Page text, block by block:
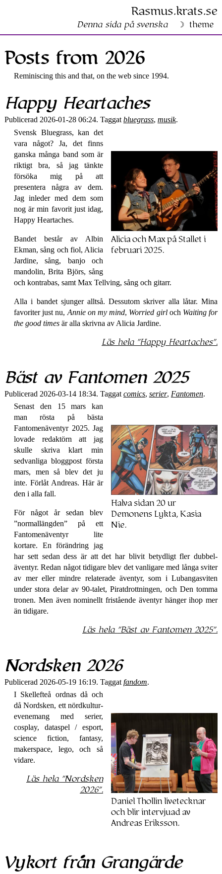
Rasmus​.krats​.se
Denna sida på svenska theme
Posts from 2026
Reminiscing this and that, on the web since 1994.
Happy Heartaches
Publicerad 2026-01-28 06:24. Taggat bluegrass, musik.
Alicia och Max på Stallet i
februari 2025.
Svensk Bluegrass, kan det
vara något? Ja, det finns
ganska många band som är
riktigt bra, så jag tänkte
försöka mig på att
presentera några av dem.
Jag inleder med dem som
nog är min favorit just idag,
Happy Heartaches.
Bandet består av Albin
Ekman, sång och fiol, Alicia
Jardine, sång, banjo och
mandolin, Brita Björs, sång
och kontrabas, samt Max Tellving, sång och gitarr.
Alla i bandet sjunger alltså. Dessutom skriver alla låtar. Mina
favoriter just nu, Annie on my mind, Worried girloch Waiting for
the good times är alla skrivna av Alicia Jardine.
Läs hela Happy Heartaches .
Bäst av Fantomen 2025
Publicerad 2026-03-14 18:34. Taggat comics, serier, Fantomen.
Halva sidan 20 ur
Demonens Lykta, Kasia
Nie.
Senast den 15 mars kan
man rösta på bästa
Fantomen­äventyr 2025. Jag
lovade redaktörn att jag
skulle skriva klart min
sedvanliga bloggpost första
mars, men så blev det ju
inte. Förlåt Andreas. Här är
den i alla fall.
För något år sedan blev
normal­längden
på ett
Fantomen­äventyr lite
kortare. En förändring jag
har sett sedan dess är att det har blivit betydligt fler dubbel­
äventyr. Redan något tidigare blev det vanligare med långa sviter
av mer eller mindre relaterade äventyr, som i Lubanga­sviten
under stora delar av 90-talet, Pirat­drottningen, och Den tomma
tronen. Men även nominellt fristående äventyr hänger ihop mer
än tidigare.
Läs hela Bäst av Fantomen 2025 .
Nordsken 2026
Publicerad 2026-05-19 16:19. Taggat fandom.
Daniel Thollin live­tecknar
och blir intervjuad av
Andreas Eriksson.
I Skellefteå ordnas då och
då Nordsken, ett nörd­kultur­
evenemang med serier,
cosplay, dataspel / esport,
science fiction, fantasy,
makerspace, lego, och så
vidare.
Läs hela Nordsken
2026 .
Vykort från Grangärde